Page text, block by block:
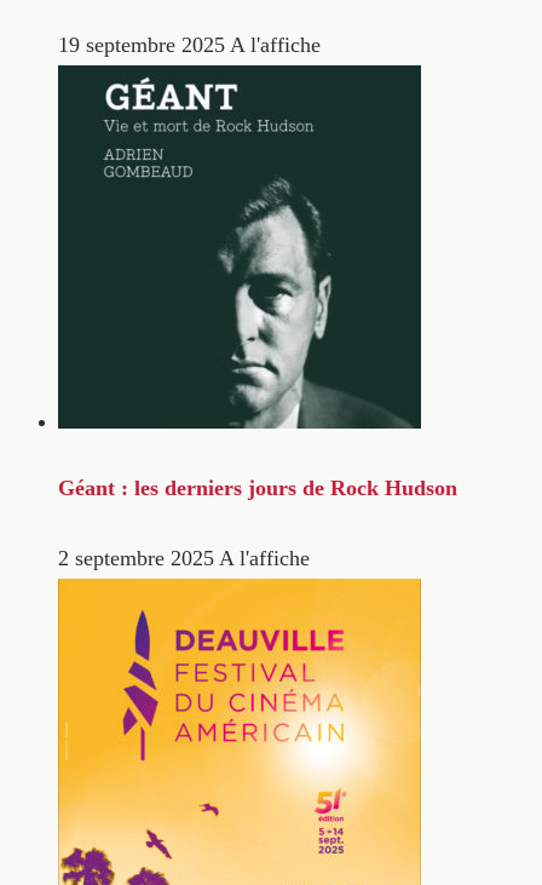
19 septembre 2025 A l'affiche
Géant : les derniers jours de Rock Hudson
2 septembre 2025 A l'affiche